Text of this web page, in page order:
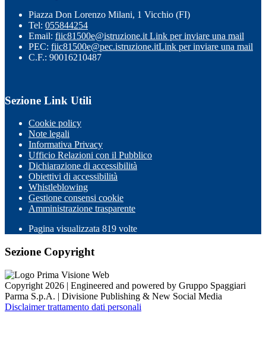
Piazza Don Lorenzo Milani, 1 Vicchio (FI)
Tel: 055844254
Email: fiic81500e@istruzione.it Link per inviare una mail
PEC: fiic81500e@pec.istruzione.itLink per inviare una mail
C.F.: 90016210487
Sezione Link Utili
Cookie policy
Note legali
Informativa Privacy
Ufficio Relazioni con il Pubblico
Dichiarazione di accessibilità
Obiettivi di accessibilità
Whistleblowing
Gestione consensi cookie
Amministrazione trasparente
Pagina visualizzata 819 volte
Sezione Copyright
Copyright 2026 | Engineered and powered by Gruppo Spaggiari
Parma S.p.A. | Divisione Publishing & New Social Media
Disclaimer trattamento dati personali